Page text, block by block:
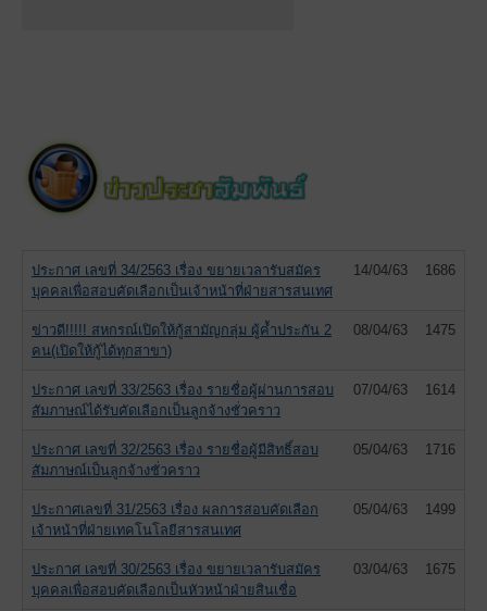
ประกาศ เลขที่ 34/2563 เรื่อง ขยายเวลารับสมัคร
บุคคลเพื่อสอบคัดเลือกเป็นเจ้าหน้าที่ฝ่ายสารสนเทศ
14/04/63 1686
ข่าวดี!!!!! สหกรณ์เปิดให้กู้สามัญกลุ่ม ผู้ค้ำประกัน 2
คน(เปิดให้กู้ได้ทุกสาขา)
08/04/63 1475
ประกาศ เลขที่ 33/2563 เรื่อง รายชื่อผู้ผ่านการสอบ
สัมภาษณ์ได้รับคัดเลือกเป็นลูกจ้างชั่วคราว
07/04/63 1614
ประกาศ เลขที่ 32/2563 เรื่อง รายชื่อผู้มีสิทธิ์สอบ
สัมภาษณ์เป็นลูกจ้างชั่วคราว
05/04/63 1716
ประกาศเลขที่ 31/2563 เรื่อง ผลการสอบคัดเลือก
เจ้าหน้าที่ฝ่ายเทคโนโลยีสารสนเทศ
05/04/63 1499
ประกาศ เลขที่ 30/2563 เรื่อง ขยายเวลารับสมัคร
บุคคลเพื่อสอบคัดเลือกเป็นหัวหน้าฝ่ายสินเชื่อ
03/04/63 1675